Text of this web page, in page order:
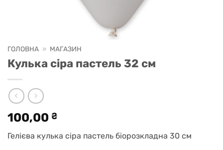
ГОЛОВНА » МАГАЗИН
Кулька сіра пастель 32 см
100,00 ₴
Гелієва кулька сіра пастель біорозкладна 30 см